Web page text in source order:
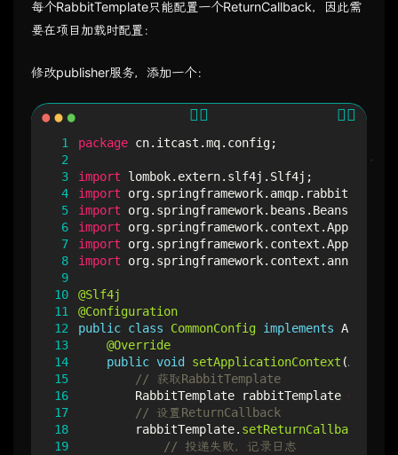
每个RabbitTemplate只能配置一个ReturnCallback，因此需
要在项目加载时配置：
修改publisher服务，添加一个：
1
2
3
4
5
6
7
8
9
10
11
12
13
14
15
16
17
18
19
package cn.itcast.mq.config;
import lombok.extern.slf4j.Slf4j ;
import
import
import
import
import
@Slf4j
@Configuration
public class CommonConfig implements
@Override
public void setApplicationContext (
// 获取RabbitTemplate
RabbitTemplate
rabbitTemplate =
// 设置ReturnCallback
rabbitTemplate. setReturnCallback
// 投递失败，记录日志